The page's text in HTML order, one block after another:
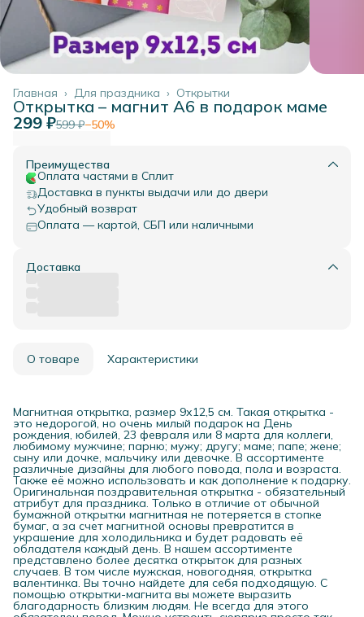
Открытки
Для праздника ›
Главная ›
Открытка – магнит А6 в подарок маме
299 ₽599 ₽−50%
Преимущества
Оплата частями в Сплит
Доставка в пункты выдачи или до двери
Удобный возврат
Оплата — картой, СБП или наличными
Доставка
О товаре Характеристики
Магнитная открытка, размер 9х12,5 см. Такая открытка -
это недорогой, но очень милый подарок на День
рождения, юбилей, 23 февраля или 8 марта для коллеги,
любимому мужчине; парню; мужу; другу; маме; папе; жене;
сыну или дочке, мальчику или девочке. В ассортименте
различные дизайны для любого повода, пола и возраста.
Также её можно использовать и как дополнение к подарку.
Оригинальная поздравительная открытка - обязательный
атрибут для праздника. Только в отличие от обычной
бумажной открытки магнитная не потеряется в стопке
бумаг, а за счет магнитной основы превратится в
украшение для холодильника и будет радовать её
обладателя каждый день. В нашем ассортименте
представлено более десятка открыток для разных
случаев. В том числе мужская, новогодняя, открытка
валентинка. Вы точно найдете для себя подходящую. С
помощью открытки-магнита вы можете выразить
благодарность близким людям. Не всегда для этого